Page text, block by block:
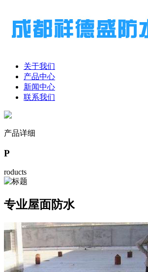
关于我们
产品中心
新闻中心
联系我们
产品详细
P
roducts
专业屋面防水